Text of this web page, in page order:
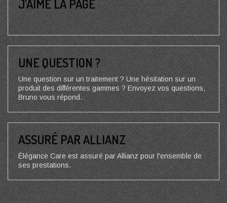
J’AIME LA PAGE
UNE QUESTION ?
Une question sur un traitement ? Une hésitation sur un
produit des différentes gammes ? Envoyez vos questions,
Bruno vous répond.
ASSURÉ PAR ALLIANZ
Élégance Care est assuré par Allianz pour l'ensemble de
ses prestations.